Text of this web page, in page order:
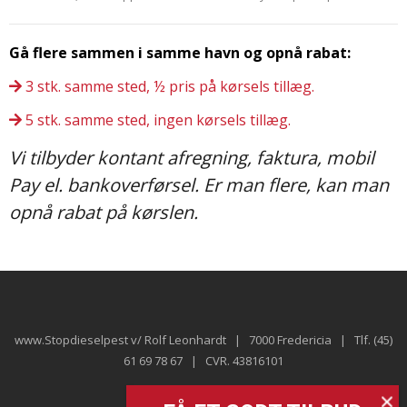
Gå flere sammen i samme havn og opnå rabat:
3 stk. samme sted, ½ pris på kørsels tillæg.
5 stk. samme sted, ingen kørsels tillæg.
Vi tilbyder kontant afregning, faktura, mobil
Pay el. bankoverførsel. Er man flere, kan man
opnå rabat på kørslen.
www.Stopdieselpest v/ Rolf Leonhardt | 7000 Fredericia | Tlf. (45)
61 69 78 67 | CVR. 43816101